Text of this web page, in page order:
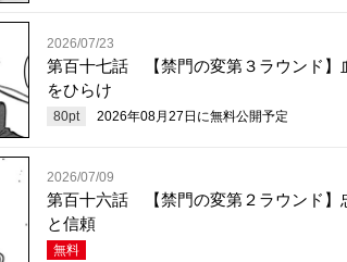
2026/07/23
第百十七話 【禁門の変第３ラウンド】
をひらけ
80pt 2026年08月27日 に無料公開予定
2026/07/09
第百十六話 【禁門の変第２ラウンド】
と信頼
無料